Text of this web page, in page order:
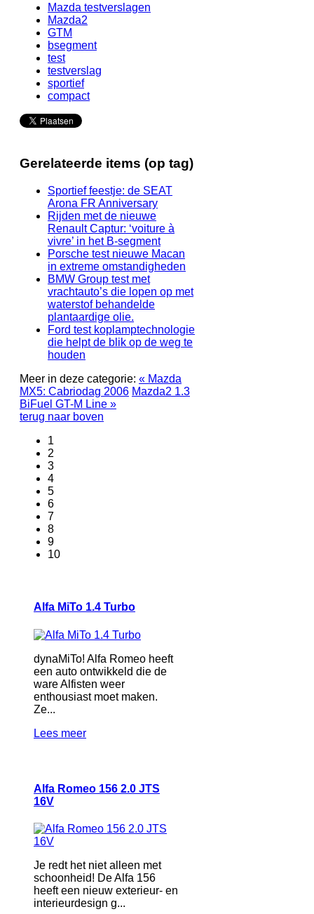
Mazda testverslagen
Mazda2
GTM
bsegment
test
testverslag
sportief
compact
Gerelateerde items (op tag)
Sportief feestje: de SEAT
Arona FR Anniversary
Rijden met de nieuwe
Renault Captur: ‘voiture à
vivre’ in het B-segment
Porsche test nieuwe Macan
in extreme omstandigheden
BMW Group test met
vrachtauto’s die lopen op met
waterstof behandelde
plantaardige olie.
Ford test koplamptechnologie
die helpt de blik op de weg te
houden
Meer in deze categorie: « Mazda
MX5: Cabriodag 2006 Mazda2 1.3
BiFuel GT-M Line »
terug naar boven
1
2
3
4
5
6
7
8
9
10
Alfa MiTo 1.4 Turbo
dynaMiTo! Alfa Romeo heeft
een auto ontwikkeld die de
ware Alfisten weer
enthousiast moet maken.
Ze...
Lees meer
Alfa Romeo 156 2.0 JTS
16V
Je redt het niet alleen met
schoonheid! De Alfa 156
heeft een nieuw exterieur- en
interieurdesign g...